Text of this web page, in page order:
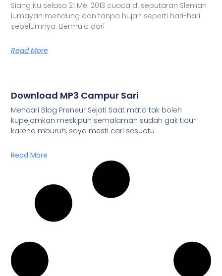
Siang itu selasa 21 Mei 2013 cuaca di seputaran Sleman
lumayan mendung dan tanpa hujan seperti hari-hari
sebelumnya. Bermula dari
Read More
Download MP3 Campur Sari
Mencari Blog Preneur Sejati Saat mata tak boleh
kupejamkan meskipun semalaman sudah gak tidur
karena mburuh, saya mesti cari sesuatu
Read More